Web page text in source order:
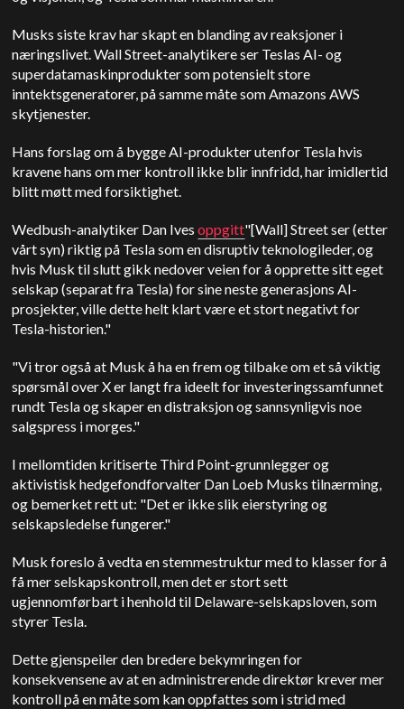
Musks siste krav har skapt en blanding av reaksjoner i
næringslivet. Wall Street-analytikere ser Teslas AI- og
superdatamaskinprodukter som potensielt store
inntektsgeneratorer, på samme måte som Amazons AWS
skytjenester.
Hans forslag om å bygge AI-produkter utenfor Tesla hvis
kravene hans om mer kontroll ikke blir innfridd, har imidlertid
blitt møtt med forsiktighet.
Wedbush-analytiker Dan Ivesoppgitt"[Wall] Street ser (etter
vårt syn) riktig på Tesla som en disruptiv teknologileder, og
hvis Musk til slutt gikk nedover veien for å opprette sitt eget
selskap (separat fra Tesla) for sine neste generasjons AI-
prosjekter, ville dette helt klart være et stort negativt for
Tesla-historien."
"Vi tror også at Musk å ha en frem og tilbake om et så viktig
spørsmål over X er langt fra ideelt for investeringssamfunnet
rundt Tesla og skaper en distraksjon og sannsynligvis noe
salgspress i morges."
I mellomtiden kritiserte Third Point-grunnlegger og
aktivistisk hedgefondforvalter Dan Loeb Musks tilnærming,
og bemerket rett ut: "Det er ikke slik eierstyring og
selskapsledelse fungerer."
Musk foreslo å vedta en stemmestruktur med to klasser for å
få mer selskapskontroll, men det er stort sett
ugjennomførbart i henhold til Delaware-selskapsloven, som
styrer Tesla.
Dette gjenspeiler den bredere bekymringen for
konsekvensene av at en administrerende direktør krever mer
kontroll på en måte som kan oppfattes som i strid med